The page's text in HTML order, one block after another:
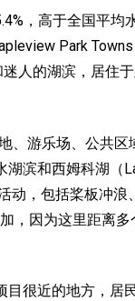
，高于全国平均
Park
人的湖滨，居住
、游乐场、公共区
滨和西姆科湖（
动，包括桨板冲浪
，因为这里距离多
很近的地方，居